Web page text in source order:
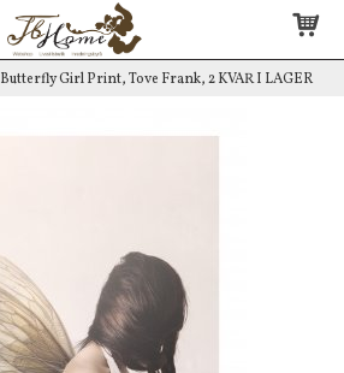
Butterfly Girl Print, Tove Frank, 2 KVAR I LAGER